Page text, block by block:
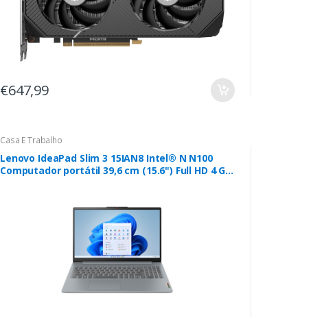
€647,99
Casa E Trabalho
Lenovo IdeaPad Slim 3 15IAN8 Intel® N N100
Computador portátil 39,6 cm (15.6") Full HD 4 GB